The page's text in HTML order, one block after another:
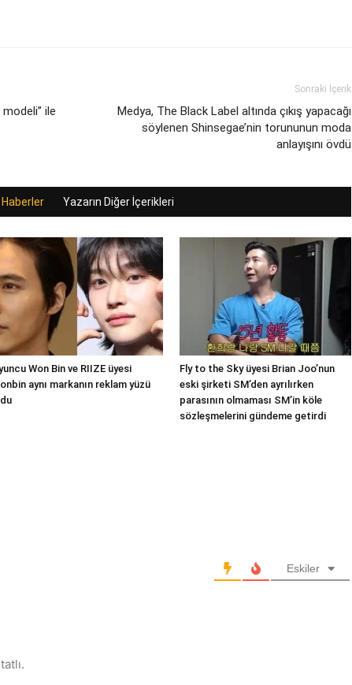
ile
Sonraki İçerik
Medya, The Black Label altında çıkış yapacağı
söylenen Shinsegae’nin torununun moda
anlayışını övdü
Haberler Yazarın Diğer İçerikleri
Won Bin ve RIIZE üyesi
aynı markanın reklam yüzü
Fly to the Sky üyesi Brian Joo’nun
eski şirketi SM’den ayrılırken
parasının olmaması SM’in köle
sözleşmelerini gündeme getirdi
Eskiler